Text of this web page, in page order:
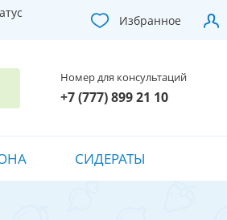
Избранное
Номер для консультаций
+7 (777) 899 21 10
СИДЕРАТЫ